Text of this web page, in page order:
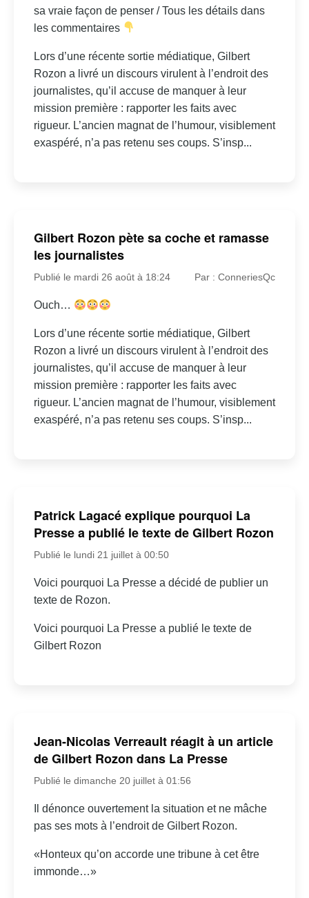
sa vraie façon de penser / Tous les détails dans
les commentaires
Lors d’une récente sortie médiatique, Gilbert
Rozon a livré un discours virulent à l’endroit des
journalistes, qu’il accuse de manquer à leur
mission première : rapporter les faits avec
rigueur. L’ancien magnat de l’humour, visiblement
exaspéré, n’a pas retenu ses coups. S’insp...
Gilbert Rozon pète sa coche et ramasse
les journalistes
Publié le mardi 26 août à 18:24 Par : ConneriesQc
Ouch…
Lors d’une récente sortie médiatique, Gilbert
Rozon a livré un discours virulent à l’endroit des
journalistes, qu’il accuse de manquer à leur
mission première : rapporter les faits avec
rigueur. L’ancien magnat de l’humour, visiblement
exaspéré, n’a pas retenu ses coups. S’insp...
Patrick Lagacé explique pourquoi La
Presse a publié le texte de Gilbert Rozon
Publié le lundi 21 juillet à 00:50
Voici pourquoi La Presse a décidé de publier un
texte de Rozon.
Voici pourquoi La Presse a publié le texte de
Gilbert Rozon
Jean-Nicolas Verreault réagit à un article
de Gilbert Rozon dans La Presse
Publié le dimanche 20 juillet à 01:56
Il dénonce ouvertement la situation et ne mâche
pas ses mots à l’endroit de Gilbert Rozon.
«Honteux qu’on accorde une tribune à cet être
immonde…»